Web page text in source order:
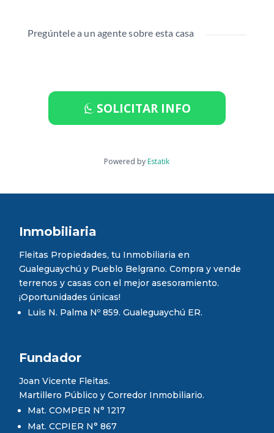
Pregúntele a un agente sobre esta casa
SOLICITAR INFO
Powered by Estatik
Inmobiliaria
Fleitas Propiedades, tu Inmobiliaria en
Gualeguaychú y Pueblo Belgrano. Compra y vende
terrenos y casas con el mejor asesoramiento.
¡Oportunidades únicas!
Luis N. Palma Nº 859. Gualeguaychú ER.
Fundador
Joan Vicente Fleitas.
Martillero Público y Corredor Inmobiliario.
Mat. COMPER N° 1217
Mat. CCPIER N° 867